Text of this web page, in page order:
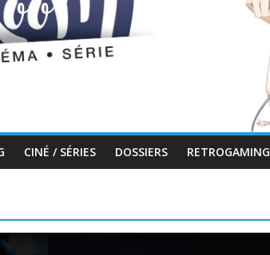
CINÉ / SÉRIES DOSSIERS RETROGAMING